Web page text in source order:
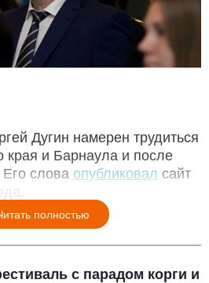
Дугин намерен трудиться
края и Барнаула и после
слова опубликовал сайт
полностью
с парадом корги и